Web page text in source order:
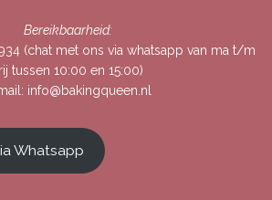
Bereikbaarheid:
(chat met ons via whatsapp van ma t/m
tussen 10:00 en 15:00)
info@bakingqueen.nl
Whatsapp